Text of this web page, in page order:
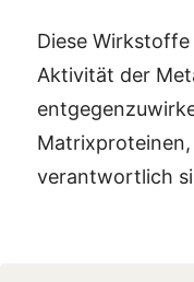
Diese
Aktivität der
Matrixproteinen,
verantwortlich